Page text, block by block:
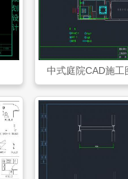
中式庭院CAD施工